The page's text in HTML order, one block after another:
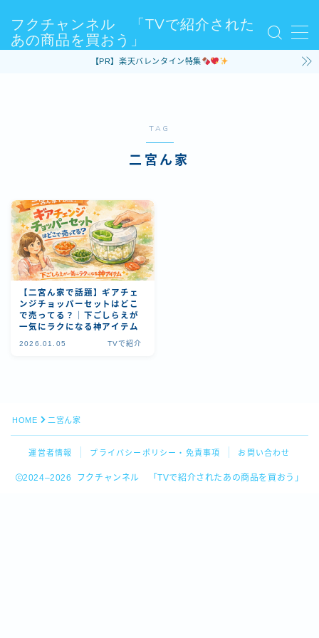
フクチャンネル 「TVで紹介された
あの商品を買おう」
MENU
利用規約／特定商取引法に基づく表記
有料記事の決済完了ページ
【PR】楽天バレンタイン特集
TAG
二宮ん家
【二宮ん家で話題】ギアチェ
ンジチョッパーセットはどこ
で売ってる？｜下ごしらえが
一気にラクになる神アイテム
2026.01.05 TVで紹介
HOME 二宮ん家
運営者情報 プライバシーポリシー・免責事項 お問い合わせ
2024–2026 フクチャンネル 「TVで紹介されたあの商品を買おう」